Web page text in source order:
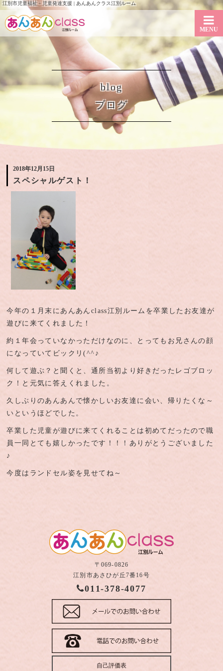
江別市児童福祉・児童発達支援 | あんあんクラス江別ルーム
blog
ブログ
MENU
2018年12月15日
スペシャルゲスト！
今年の１月末にあんあんclass江別ルームを卒業したお友達が
遊びに来てくれました！
約１年会っていなかっただけなのに、とってもお兄さんの顔
になっていてビックリ(^^♪
何して遊ぶ？と聞くと、通所当初より好きだったレゴブロッ
ク！と元気に答えくれました。
久しぶりのあんあんで懐かしいお友達に会い、帰りたくな～
いというほどでした。
卒業した児童が遊びに来てくれることは初めてだったので職
員一同とても嬉しかったです！！！ありがとうございました
♪
今度はランドセル姿を見せてね～
〒069-0826
江別市あさひが丘7番16号
011-378-4077
自己評価表